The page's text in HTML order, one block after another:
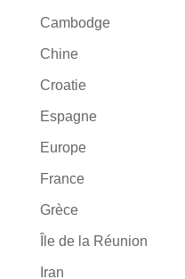
Cambodge
Chine
Croatie
Espagne
Europe
France
Grèce
Île de la Réunion
Iran